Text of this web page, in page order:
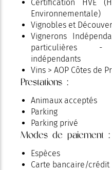
Certification HVE
Environnementale)
Vignobles et
Vignerons
particulières -
indépendants
Vins > AOP Côtes de
Prestations :
Animaux acceptés
Parking
Parking privé
Modes de paiement :
Espèces
Carte bancaire/crédit